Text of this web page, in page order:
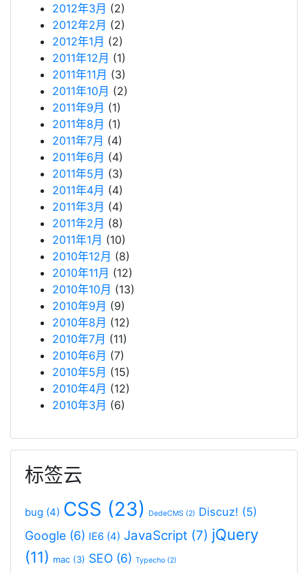
2012年3月 (2)
2012年2月 (2)
2012年1月 (2)
2011年12月 (1)
2011年11月 (3)
2011年10月 (2)
2011年9月 (1)
2011年8月 (1)
2011年7月 (4)
2011年6月 (4)
2011年5月 (3)
2011年4月 (4)
2011年3月 (4)
2011年2月 (8)
2011年1月 (10)
2010年12月 (8)
2010年11月 (12)
2010年10月 (13)
2010年9月 (9)
2010年8月 (12)
2010年7月 (11)
2010年6月 (7)
2010年5月 (15)
2010年4月 (12)
2010年3月 (6)
标签云
bug (4) CSS (23) DedeCMS (2) Discuz! (5)
Google (6) IE6 (4) JavaScript (7) jQuery
(11) mac (3) SEO (6) Typecho (2)